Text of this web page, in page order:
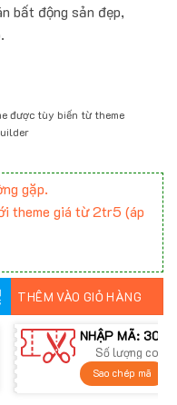
bất động sản đẹp,
được tùy biến từ theme
gặp.
theme giá từ 2tr5 (áp
THÊM VÀO GIỎ HÀNG
NHẬP MÃ: 300K
Số lượng
Sao chép mã